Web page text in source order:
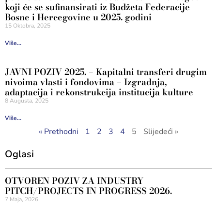
koji će se sufinansirati iz Budžeta Federacije
Bosne i Hercegovine u 2025. godini
15 Oktobra, 2025
Više...
JAVNI POZIV 2025. – Kapitalni transferi drugim
nivoima vlasti i fondovima – Izgradnja,
adaptacija i rekonstrukcija institucija kulture
8 Augusta, 2025
Više...
« Prethodni 1 2 3 4 5 Slijedeći »
Oglasi
OTVOREN POZIV ZA INDUSTRY
PITCH/PROJECTS IN PROGRESS 2026.
7 Maja, 2026